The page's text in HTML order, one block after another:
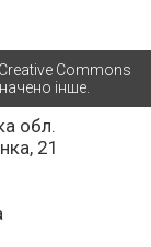
обл.
21
Commons
інше.